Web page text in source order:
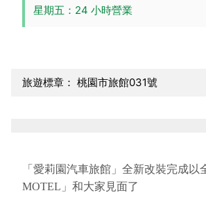
星期五：24 小時營業
旅遊標章： 桃園市旅館031號
「愛莉園汽車旅館」全新改裝完成以
MOTEL」和大家見面了